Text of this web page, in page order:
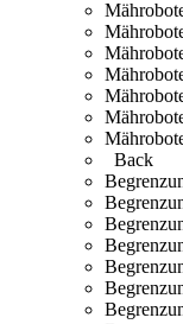
Back